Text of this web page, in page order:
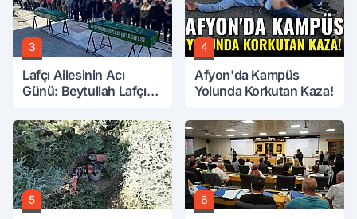
3
Lafçı Ailesinin Acı
Günü: Beytullah Lafçı
4
Afyon'da Kampüs
Yolunda Korkutan Kaza!
5 6